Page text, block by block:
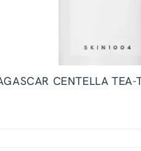
CENTELLA